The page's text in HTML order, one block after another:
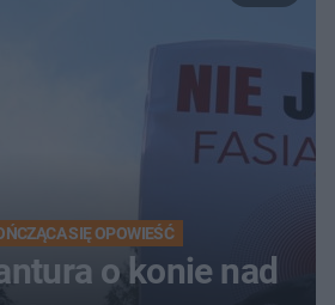
SIĘ OPOWIEŚĆ
o konie nad